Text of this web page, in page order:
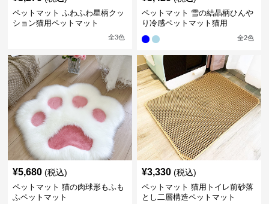
ペットマット ふわふわ星柄クッ
ション猫用ペットマット
全3色
ペットマット 雪の結晶柄ひんや
り冷感ペットマット猫用
全2色
¥5,680 (税込)
ペットマット 猫の肉球形もふも
ふペットマット
¥3,330 (税込)
ペットマット 猫用トイレ前砂落
とし二層構造ペットマット